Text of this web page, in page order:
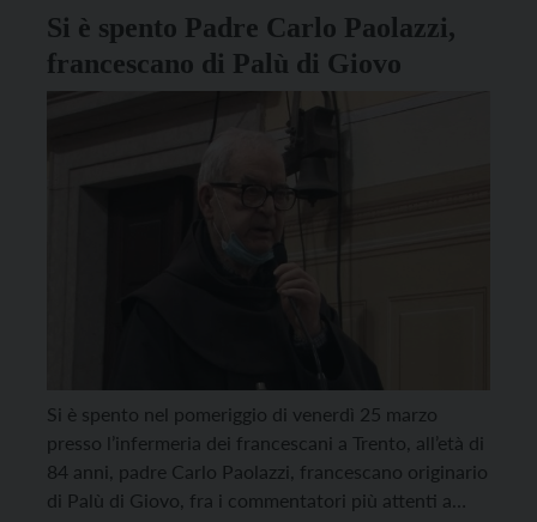
Si è spento Padre Carlo Paolazzi,
francescano di Palù di Giovo
Si è spento nel pomeriggio di venerdì 25 marzo
presso l’infermeria dei francescani a Trento, all’età di
84 anni, padre Carlo Paolazzi, francescano originario
di Palù di Giovo, fra i commentatori più attenti a